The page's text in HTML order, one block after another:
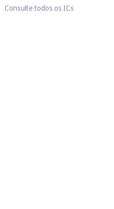
Consulte todos os ICs